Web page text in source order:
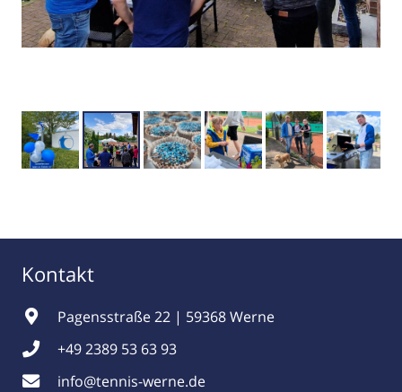
Kontakt
Pagensstraße 22 | 59368 Werne
+49 2389 53 63 93
info@tennis-werne.de